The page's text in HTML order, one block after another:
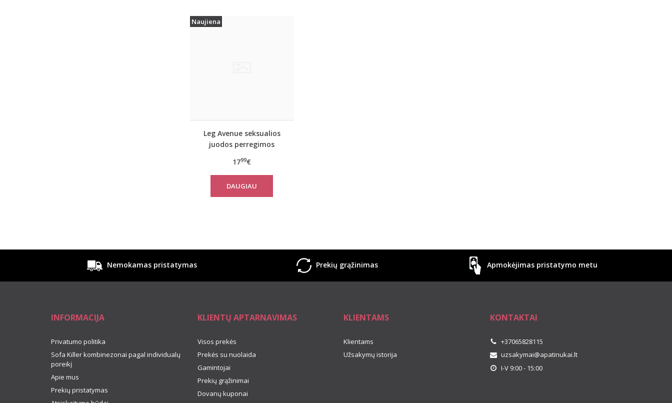
Naujiena
Leg Avenue seksualios
juodos perregimos
1799€
DAUGIAU
Nemokamas pristatymas Prekių grąžinimas Apmokėjimas pristatymo metu
INFORMACIJA
Privatumo politika
Sofa Killer kombinezonai pagal individualų
poreikį
Apie mus
Prekių pristatymas
KLIENTŲ APTARNAVIMAS
Visos prekės
Prekės su nuolaida
Gamintojai
Prekių grąžinimai
Dovanų kuponai
KLIENTAMS
Klientams
Užsakymų istorija
KONTAKTAI
+37065828115
uzsakymai@apatinukai.lt
I-V 9:00 - 15:00